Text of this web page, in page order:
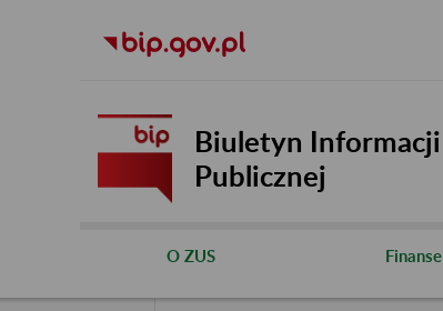
Biuletyn Informacji
Publicznej
O ZUS Finanse